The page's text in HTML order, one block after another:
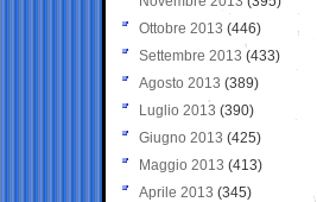
Ottobre 2013 (446)
Settembre 2013 (433)
Agosto 2013 (389)
Luglio 2013 (390)
Giugno 2013 (425)
Maggio 2013 (413)
Aprile 2013 (345)